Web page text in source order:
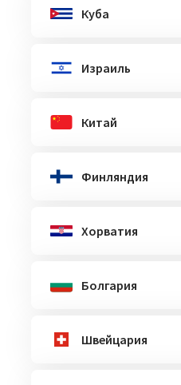
Куба
Израиль
Китай
Финляндия
Хорватия
Болгария
Швейцария